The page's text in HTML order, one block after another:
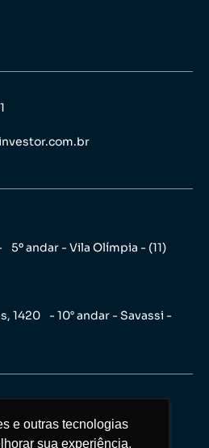
e outras tecnologias
sua experiência,
e outras tecnologias
sua experiência,
5º andar - Vila Olímpia - (11)
1420 - 10° andar - Savassi -